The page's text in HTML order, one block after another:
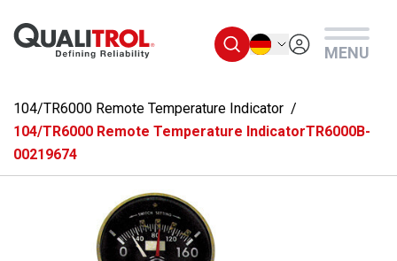
Deutsch
MENU
104/TR6000 Remote Temperature Indicator
104/TR6000 Remote Temperature IndicatorTR6000B-
00219674